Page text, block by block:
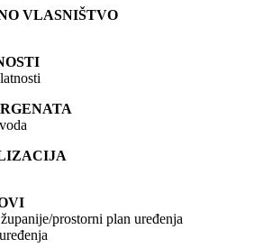
VLASNIŠTVO
prostorni plan uređenja